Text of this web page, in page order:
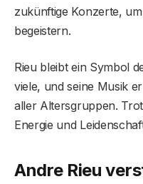
zukünftige Konzerte,
begeistern.
Rieu bleibt ein Symbol
viele, und seine Musik
aller Altersgruppen.
Energie und
Andre Rieu